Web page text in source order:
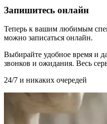
Запишитесь онлайн
Теперь к вашим любимым
можно записаться онлайн.
Выбирайте удобное время и
звонков и ожидания. Весь
24/7 и никаких очередей